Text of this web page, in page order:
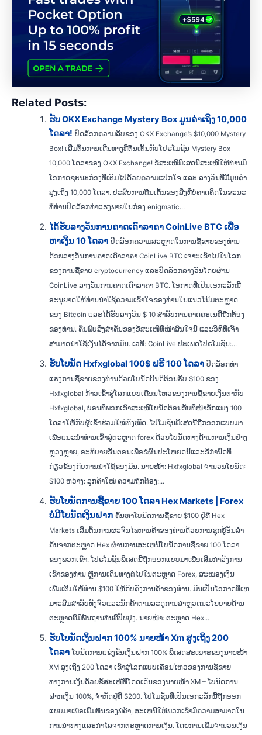
Related Posts:
ຮັບ OKX Exchange Mystery Box ມູນຄ່າເຖິງ 10,000
ໂດລາ! ປົດລັອກຄວາມລັບຂອງ OKX Exchange’s $10,000 Mystery
Box! ເລີ່ມຕົ້ນການເດີນທາງທີ່ຕື່ນເຕັ້ນກັບໂປຣໂມຊັນ Mystery Box
10,000 ໂດລາຂອງ OKX Exchange! ຂໍ້ສະເໜີພິເສດນີ້ສະເໜີໃຫ້ທ່ານມີ
ໂອກາດຊະນະກ່ອງທີ່ເຕັມໄປດ້ວຍຄວາມແປກໃຈ ແລະ ລາງວັນທີ່ມີມູນຄ່າ
ສູງເຖິງ 10,000 ໂດລາ. ປະສົບການຕື່ນເຕັ້ນຂອງສິ່ງທີ່ບໍ່ຄາດຄິດໃນຂະນະ
ທີ່ທ່ານປົດລັອກທ່າແຮງພາຍໃນກ່ອງ enigmatic...
ໄດ້ຮັບລາງວັນການຄາດເດົາລາຄາ CoinLive BTC ເພື່ອ
ຫາເງິນ 10 ໂດລາ ປົດລັອກຄວາມສະຫຼາດໃນການຊື້ຂາຍຂອງທ່ານ
ດ້ວຍລາງວັນການຄາດເດົາລາຄາ CoinLive BTC ເຈາະເຂົ້າໄປໃນໂລກ
ຂອງການຊື້ຂາຍ cryptocurrency ແລະປົດລັອກລາງວັນໂດຍຜ່ານ
CoinLive ລາງວັນການຄາດເດົາລາຄາ BTC. ໂອກາດທີ່ເປັນເອກະລັກນີ້
ອະນຸຍາດໃຫ້ທ່ານນໍາໃຊ້ຄວາມເຂົ້າໃຈຂອງທ່ານໃນແນວໂນ້ມຕະຫຼາດ
ຂອງ Bitcoin ແລະໄດ້ຮັບລາງວັນ $ 10 ສໍາລັບການຄາດຄະເນທີ່ຖືກຕ້ອງ
ຂອງທ່ານ. ຄົ້ນພົບສິ່ງສຳຄັນຂອງຂໍ້ສະເໜີທີ່ໜ້າສົນໃຈນີ້ ແລະວິທີທີ່ເຈົ້າ
ສາມາດນຳໃຊ້ເງິນໄດ້ຈາກມັນ. ເວທີ: CoinLive ປະເພດໂປຣໂມຊັນ:...
ຮັບໂບນັດ Hxfxglobal 100$ ຟຣີ 100 ໂດລາ ປົດລັອກທ່າ
ແຮງການຊື້ຂາຍຂອງທ່ານດ້ວຍໂບນັດຍິນດີຕ້ອນຮັບ $100 ຂອງ
Hxfxglobal ກ້າວເຂົ້າສູ່ໂລກແບບເຄື່ອນໄຫວຂອງການຊື້ຂາຍເງິນຕາກັບ
Hxfxglobal, ບ່ອນທີ່ພວກເຮົາສະເໜີໂບນັດຕ້ອນຮັບທີ່ໜ້າຮັກແພງ 100
ໂດລາໃຫ້ກັບຜູ້ເຂົ້າຮ່ວມໃໝ່ທັງໝົດ. ໂປໂມຊັ່ນພິເສດນີ້ຖືກອອກແບບມາ
ເພື່ອແນະນໍາທ່ານເຂົ້າສູ່ຕະຫຼາດ forex ດ້ວຍໂບນັດທາງດ້ານການເງິນຢ່າງ
ຫຼວງຫຼາຍ, ອະທິບາຍຂັ້ນຕອນເພື່ອຂໍຜົນປະໂຫຍດນີ້ແລະຂໍ້ກໍານົດທີ່
ກ່ຽວຂ້ອງກັບການນໍາໃຊ້ຂອງມັນ. ນາຍໜ້າ: Hxfxglobal ຈຳນວນໂບນັດ:
$100 ຫວ່າງ: ລູກຄ້າໃໝ່ ຄວາມຖືກຕ້ອງ:...
ຮັບໂບນັດການຊື້ຂາຍ 100 ໂດລາ Hex Markets | Forex
ບໍ່ມີໂບນັດເງິນຝາກ ຄົ້ນຫາໂບນັດການຊື້ຂາຍ $100 ຢູ່ທີ່ Hex
Markets ເລີ່ມຕົ້ນການຜະຈົນໄພການຄ້າຂອງທ່ານດ້ວຍການຊຸກຍູ້ອັນສໍາ
ຄັນຈາກຕະຫຼາດ Hex ຜ່ານການສະເຫນີໂບນັດການຊື້ຂາຍ 100 ໂດລາ
ຂອງພວກເຂົາ. ໂປຣໂມຊັນພິເສດນີ້ຖືກອອກແບບມາເພື່ອເສີມກຳລັງການ
ເຂົ້າຂອງທ່ານ ຫຼືການເດີນທາງຕໍ່ໄປໃນຕະຫຼາດ Forex, ສະໜອງເງິນ
ເພີ່ມເຕີມໃຫ້ທ່ານ $100 ໃຫ້ກັບຄັງການຄ້າຂອງທ່ານ. ມັນ​ເປັນ​ໂອ​ກາດ​ທີ່​ເຫ
ມາະ​ສົມ​ສໍາ​ລັບ​ທັງ​ຈົວ​ແລະ​ນັກ​ຄ້າ​ຕາມ​ລະ​ດູ​ການ​ສໍາ​ຫຼວດ​ນະ​ໂຍ​ບາຍ​ດ້ານ​
ຕະ​ຫຼາດ​ທີ່​ມີ​ພື້ນ​ຖານ​ທຶນ​ທີ່​ປັບ​ປຸງ​. ນາຍໜ້າ: ຕະຫຼາດ Hex...
ຮັບໂບນັດເງິນຝາກ 100% ນາຍໜ້າ Xm ສູງເຖິງ 200
ໂດລາ ໂບນັດການແຂ່ງຂັນເງິນຝາກ 100% ພິເສດສະເພາະຂອງນາຍໜ້າ
XM ສູງເຖິງ 200 ໂດລາ ເຂົ້າສູ່ໂລກແບບເຄື່ອນໄຫວຂອງການຊື້ຂາຍ
ທາງການເງິນດ້ວຍຂໍ້ສະເໜີທີ່ໂດດເດັ່ນຂອງນາຍໜ້າ XM – ໂບນັດການ
ຝາກເງິນ 100%, ຈຳກັດຢູ່ທີ່ $200. ໂປໂມຊັ່ນທີ່ເປັນເອກະລັກນີ້ຖືກອອກ
ແບບມາເພື່ອເພີ່ມທຶນຂອງພໍ່ຄ້າ, ສະເຫນີໃຫ້ພວກເຂົາມີຄວາມສາມາດໃນ
ການນໍາທາງແລະກໍາໄລຈາກຕະຫຼາດການເງິນ. ໂດຍການເພີ່ມຈໍານວນເງິນ